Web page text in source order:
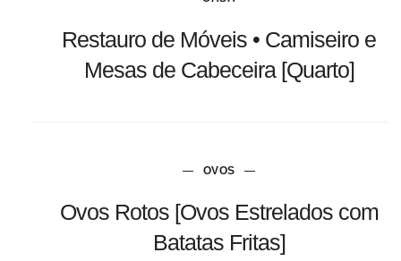
Restauro de Móveis • Camiseiro e
Mesas de Cabeceira [Quarto]
OVOS
Ovos Rotos [Ovos Estrelados com
Batatas Fritas]